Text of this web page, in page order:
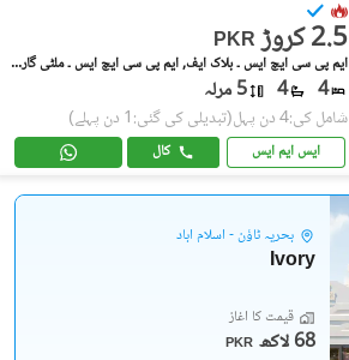
PKR 2.5 کروڑ
ایم پی سی ایچ ایس ۔ بلاک ایف, ایم پی سی ایچ ایس ۔ ملٹی گارڈنز
4
4 5 مرلہ
شامل کی:4 دن پہل (تبدیلی کی گئی:1 دن پہلے)
ایس ایم ایس کال
بحریہ ٹاؤن - اسلام آباد
Ivory
قیمت کا آغاز
PKR 68 لاکھ